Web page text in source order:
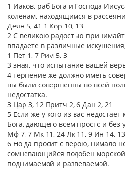
1 Иаков, раб Бога и Господа
коленам, находящимся в
Деян 5, 41 1 Кор 10, 13
2 С великою радостью
впадаете в различные искушения,
1 Пет 1, 7 Рим 5, 3
3 зная, что испытание вашей
4 терпение же должно иметь
вы были совершенны во всей
недостатка.
3 Цар 3, 12 Притч 2, 6 Дан 2, 21
5 Если же у кого из вас
Бога, дающего всем просто и без
Мф 7, 7 Мк 11, 24 Лк 11, 9 Ин 14,
6 Но да просит с верою, нимало
сомневающийся подобен
поднимаемой и развеваемой.